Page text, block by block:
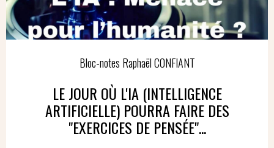
Bloc-notes Raphaël CONFIANT
LE JOUR OÙ L'IA (INTELLIGENCE
ARTIFICIELLE) POURRA FAIRE DES
"EXERCICES DE PENSÉE"...